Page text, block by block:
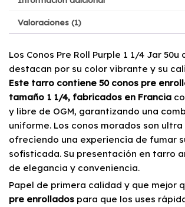
Valoraciones (1)
Los Conos Pre Roll Purple 1 1/4 Jar 50u
destacan por su color vibrante y su
Este tarro contiene 50 conos pre
tamaño 1 1/4, fabricados en Francia
y libre de OGM, garantizando una
uniforme. Los conos morados son
ofreciendo una experiencia de fumar
sofisticada. Su presentación en tarro
de elegancia y conveniencia.
Papel de primera calidad y que mejor
pre enrollados para que los uses